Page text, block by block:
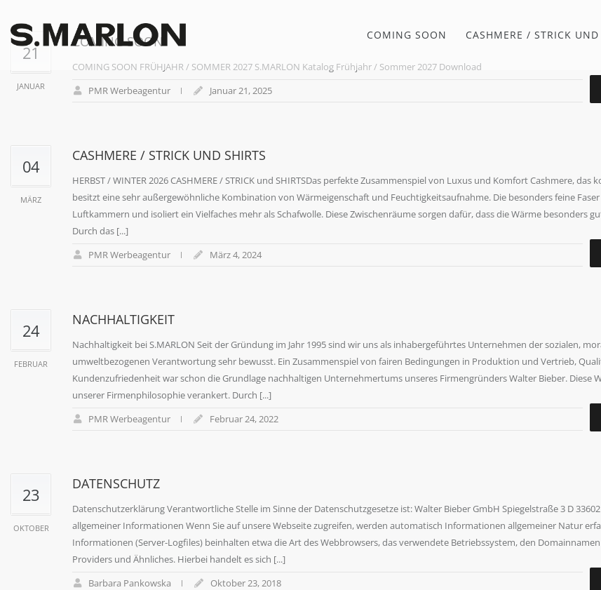
COMING SOON CASHMERE / STRICK UND
21
JANUAR
COMING SOON
COMING SOON FRÜHJAHR / SOMMER 2027 S.MARLON Katalog Frühjahr / Sommer 2027 Download
PMR Werbeagentur Januar 21, 2025
04
MÄRZ
CASHMERE / STRICK UND SHIRTS
HERBST / WINTER 2026 CASHMERE / STRICK und SHIRTSDas perfekte Zusammenspiel von Luxus und Komfort Cashmere, das
besitzt eine sehr außergewöhnliche Kombination von Wärmeigenschaft und Feuchtigkeitsaufnahme. Die besonders feine
Luftkammern und isoliert ein Vielfaches mehr als Schafwolle. Diese Zwischenräume sorgen dafür, dass die Wärme besonders
Durch das [...]
PMR Werbeagentur März 4, 2024
24
FEBRUAR
NACHHALTIGKEIT
Nachhaltigkeit bei S.MARLON Seit der Gründung im Jahr 1995 sind wir uns als inhabergeführtes Unternehmen der sozialen,
umweltbezogenen Verantwortung sehr bewusst. Ein Zusammenspiel von fairen Bedingungen in Produktion und Vertrieb,
Kundenzufriedenheit war schon die Grundlage nachhaltigen Unternehmertums unseres Firmengründers Walter Bieber. Diese
unserer Firmenphilosophie verankert. Durch [...]
PMR Werbeagentur Februar 24, 2022
23
OKTOBER
DATENSCHUTZ
Datenschutzerklärung Verantwortliche Stelle im Sinne der Datenschutzgesetze ist: Walter Bieber GmbH Spiegelstraße 3 D
allgemeiner Informationen Wenn Sie auf unsere Webseite zugreifen, werden automatisch Informationen allgemeiner Natur
Informationen (Server-Logfiles) beinhalten etwa die Art des Webbrowsers, das verwendete Betriebssystem, den
Providers und Ähnliches. Hierbei handelt es sich [...]
Barbara Pankowska Oktober 23, 2018